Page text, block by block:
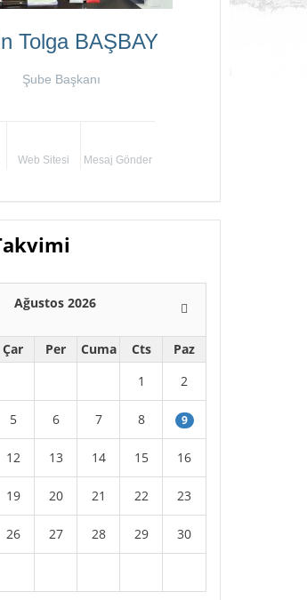
Tolga BAŞBAY
Şube Başkanı
Web Sitesi Mesaj Gönder
Ağustos 2026
Çar Per Cuma Cts
Paz
1
2
5 6 7 8 9
12 13 14 15 16
19 20 21 22 23
26 27 28 29 30